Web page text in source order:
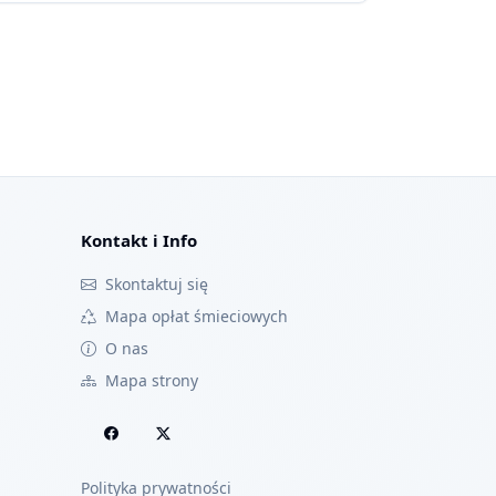
Kontakt i Info
Skontaktuj się
Mapa opłat śmieciowych
O nas
Mapa strony
Polityka prywatności